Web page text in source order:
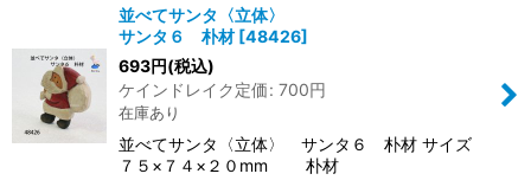
並べてサンタ〈立体〉
サンタ６ 朴材 [48426]
693円(税込)
ケインドレイク定価: 700円
在庫あり
並べてサンタ〈立体〉 サンタ６ 朴材 サイズ
７５×７４×２０mm 朴材